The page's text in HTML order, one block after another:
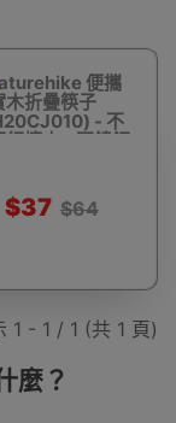
便攜
木折疊筷子
- 不
紅檀木 - 不鏽鋼
$37 $64
1 - 1 / 1 (共 1 頁)
麼？